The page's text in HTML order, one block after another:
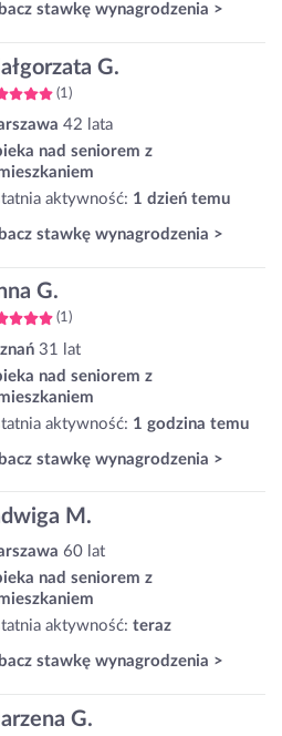
stawkę wynagrodzenia >
G.
(1)
42 lata
nad seniorem z
aktywność: 1 dzień temu
stawkę wynagrodzenia >
G.
(1)
31 lat
nad seniorem z
aktywność: 1 godzina temu
stawkę wynagrodzenia >
M.
60 lat
nad seniorem z
aktywność: teraz
stawkę wynagrodzenia >
G.